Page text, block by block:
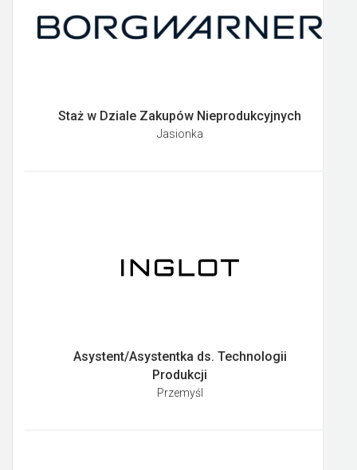
Staż w Dziale Zakupów Nieprodukcyjnych
Jasionka
Asystent/Asystentka ds. Technologii
Produkcji
Przemyśl